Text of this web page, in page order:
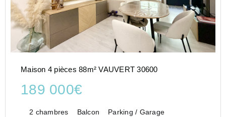
Maison 4 pièces 88m² VAUVERT 30600
189 000€
2 chambres Balcon Parking / Garage